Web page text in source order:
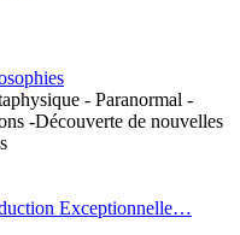
- Paranormal -
-Découverte de nouvelles
Exceptionnelle…